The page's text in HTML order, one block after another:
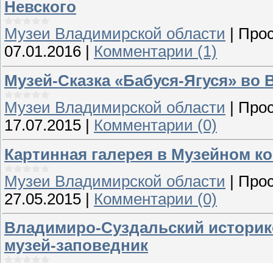
Невского
Музеи Владимирской области
07.01.2016
Комментарии (1)
Музей-Сказка «Бабуся-Ягуся» во
Музеи Владимирской области
17.07.2015
Комментарии (0)
Картинная галерея в Музейном
Музеи Владимирской области |
27.05.2015 | Комментарии (0)
Владимиро-Суздальский
музей-заповедник